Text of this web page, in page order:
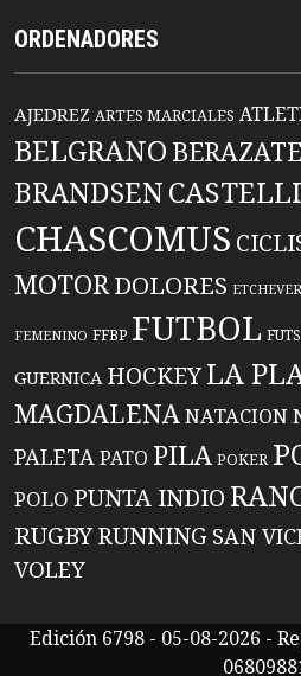
ORDENADORES
AJEDREZ ARTES MARCIALES
BELGRANO
BRANDSENCASTELLI
CHASCOMUS
MOTORDOLORES
FEMENINO FFBP FUTBOL
GUERNICA HOCKEYLA
MAGDALENANATACION
PALETAPATO PILA POKER
POLO PUNTA INDIO
RUGBYRUNNING SAN
VOLEY
Edición 6798 - 05-08-2026 -